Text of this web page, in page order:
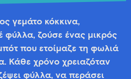
γεμάτο κόκκινα,
φύλλα, ζούσε ένας μικρός
που ετοίμαζε τη φωλιά
Κάθε χρόνο χρειαζόταν
φύλλα, να περάσει